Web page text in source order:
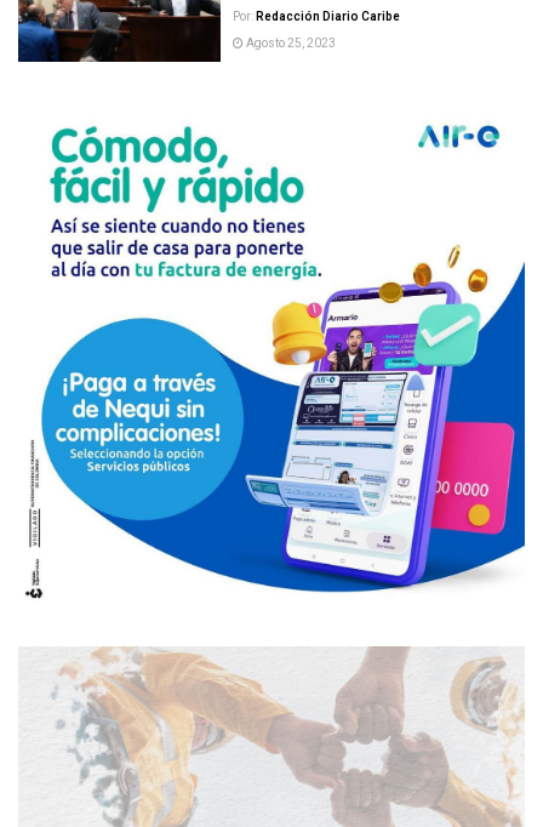
Por:Redacción Diario Caribe
Agosto 25, 2023